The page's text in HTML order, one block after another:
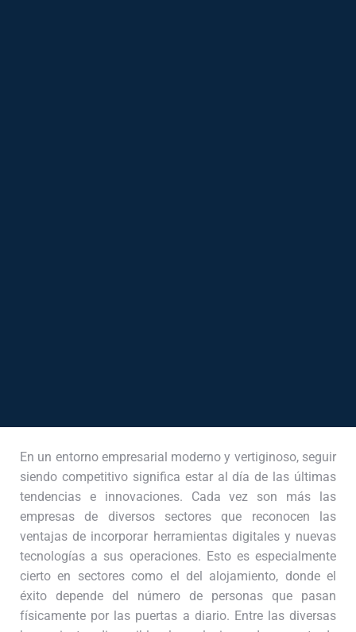
En un entorno empresarial moderno y vertiginoso, seguir
siendo competitivo significa estar al día de las últimas
tendencias e innovaciones. Cada vez son más las
empresas de diversos sectores que reconocen las
ventajas de incorporar herramientas digitales y nuevas
tecnologías a sus operaciones. Esto es especialmente
cierto en sectores como el del alojamiento, donde el
éxito depende del número de personas que pasan
físicamente por las puertas a diario. Entre las diversas